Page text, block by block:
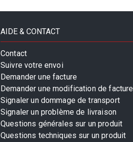
AIDE & CONTACT
Contact
Suivre votre envoi
Demander une facture
Demander une modification de facture
Signaler un dommage de transport
Signaler un problème de livraison
Questions générales sur un produit
Questions techniques sur un produit